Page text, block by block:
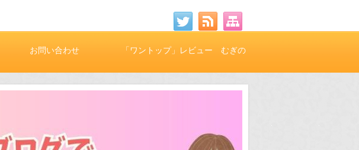
お問い合わせ 「ワントップ」レビュー むぎの
ワクワク特典付き